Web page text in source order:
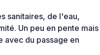
sanitaires, de l'eau,
Un peu en pente mais
avec du passage en